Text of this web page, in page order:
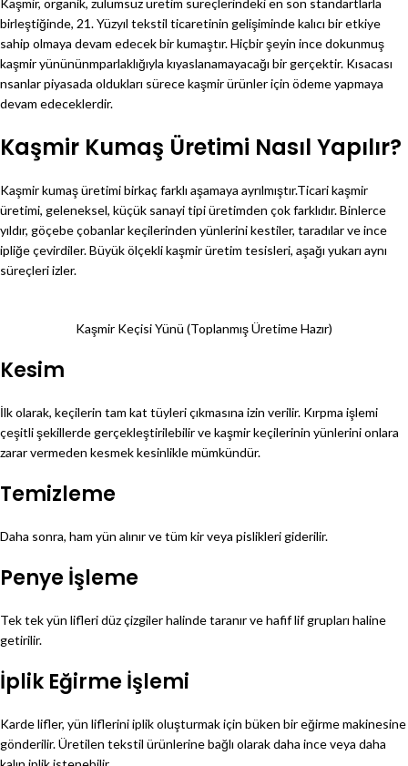
birleştiğinde, 21. Yüzyıl tekstil ticaretinin gelişiminde kalıcı bir etkiye
sahip olmaya devam edecek bir kumaştır. Hiçbir şeyin ince dokunmuş
kaşmir yünününmparlaklığıyla kıyaslanamayacağı bir gerçektir. Kısacası
nsanlar piyasada oldukları sürece kaşmir ürünler için ödeme yapmaya
devam edeceklerdir.
Kaşmir Kumaş Üretimi Nasıl Yapılır?
Kaşmir kumaş üretimi birkaç farklı aşamaya ayrılmıştır.Ticari kaşmir
üretimi, geleneksel, küçük sanayi tipi üretimden çok farklıdır. Binlerce
yıldır, göçebe çobanlar keçilerinden yünlerini kestiler, taradılar ve ince
ipliğe çevirdiler. Büyük ölçekli kaşmir üretim tesisleri, aşağı yukarı aynı
süreçleri izler.
Kaşmir Keçisi Yünü (Toplanmış Üretime Hazır)
Kesim
İlk olarak, keçilerin tam kat tüyleri çıkmasına izin verilir. Kırpma işlemi
çeşitli şekillerde gerçekleştirilebilir ve kaşmir keçilerinin yünlerini onlara
zarar vermeden kesmek kesinlikle mümkündür.
Temizleme
Daha sonra, ham yün alınır ve tüm kir veya pislikleri giderilir.
Penye İşleme
Tek tek yün lifleri düz çizgiler halinde taranır ve hafif lif grupları haline
getirilir.
İplik Eğirme İşlemi
Karde lifler, yün liflerini iplik oluşturmak için büken bir eğirme makinesine
gönderilir. Üretilen tekstil ürünlerine bağlı olarak daha ince veya daha